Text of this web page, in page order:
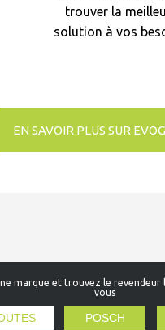
trouver la
solution à vos
EN SAVOIR PLUS SUR
marque et trouvez le revendeur
vous
POSCH